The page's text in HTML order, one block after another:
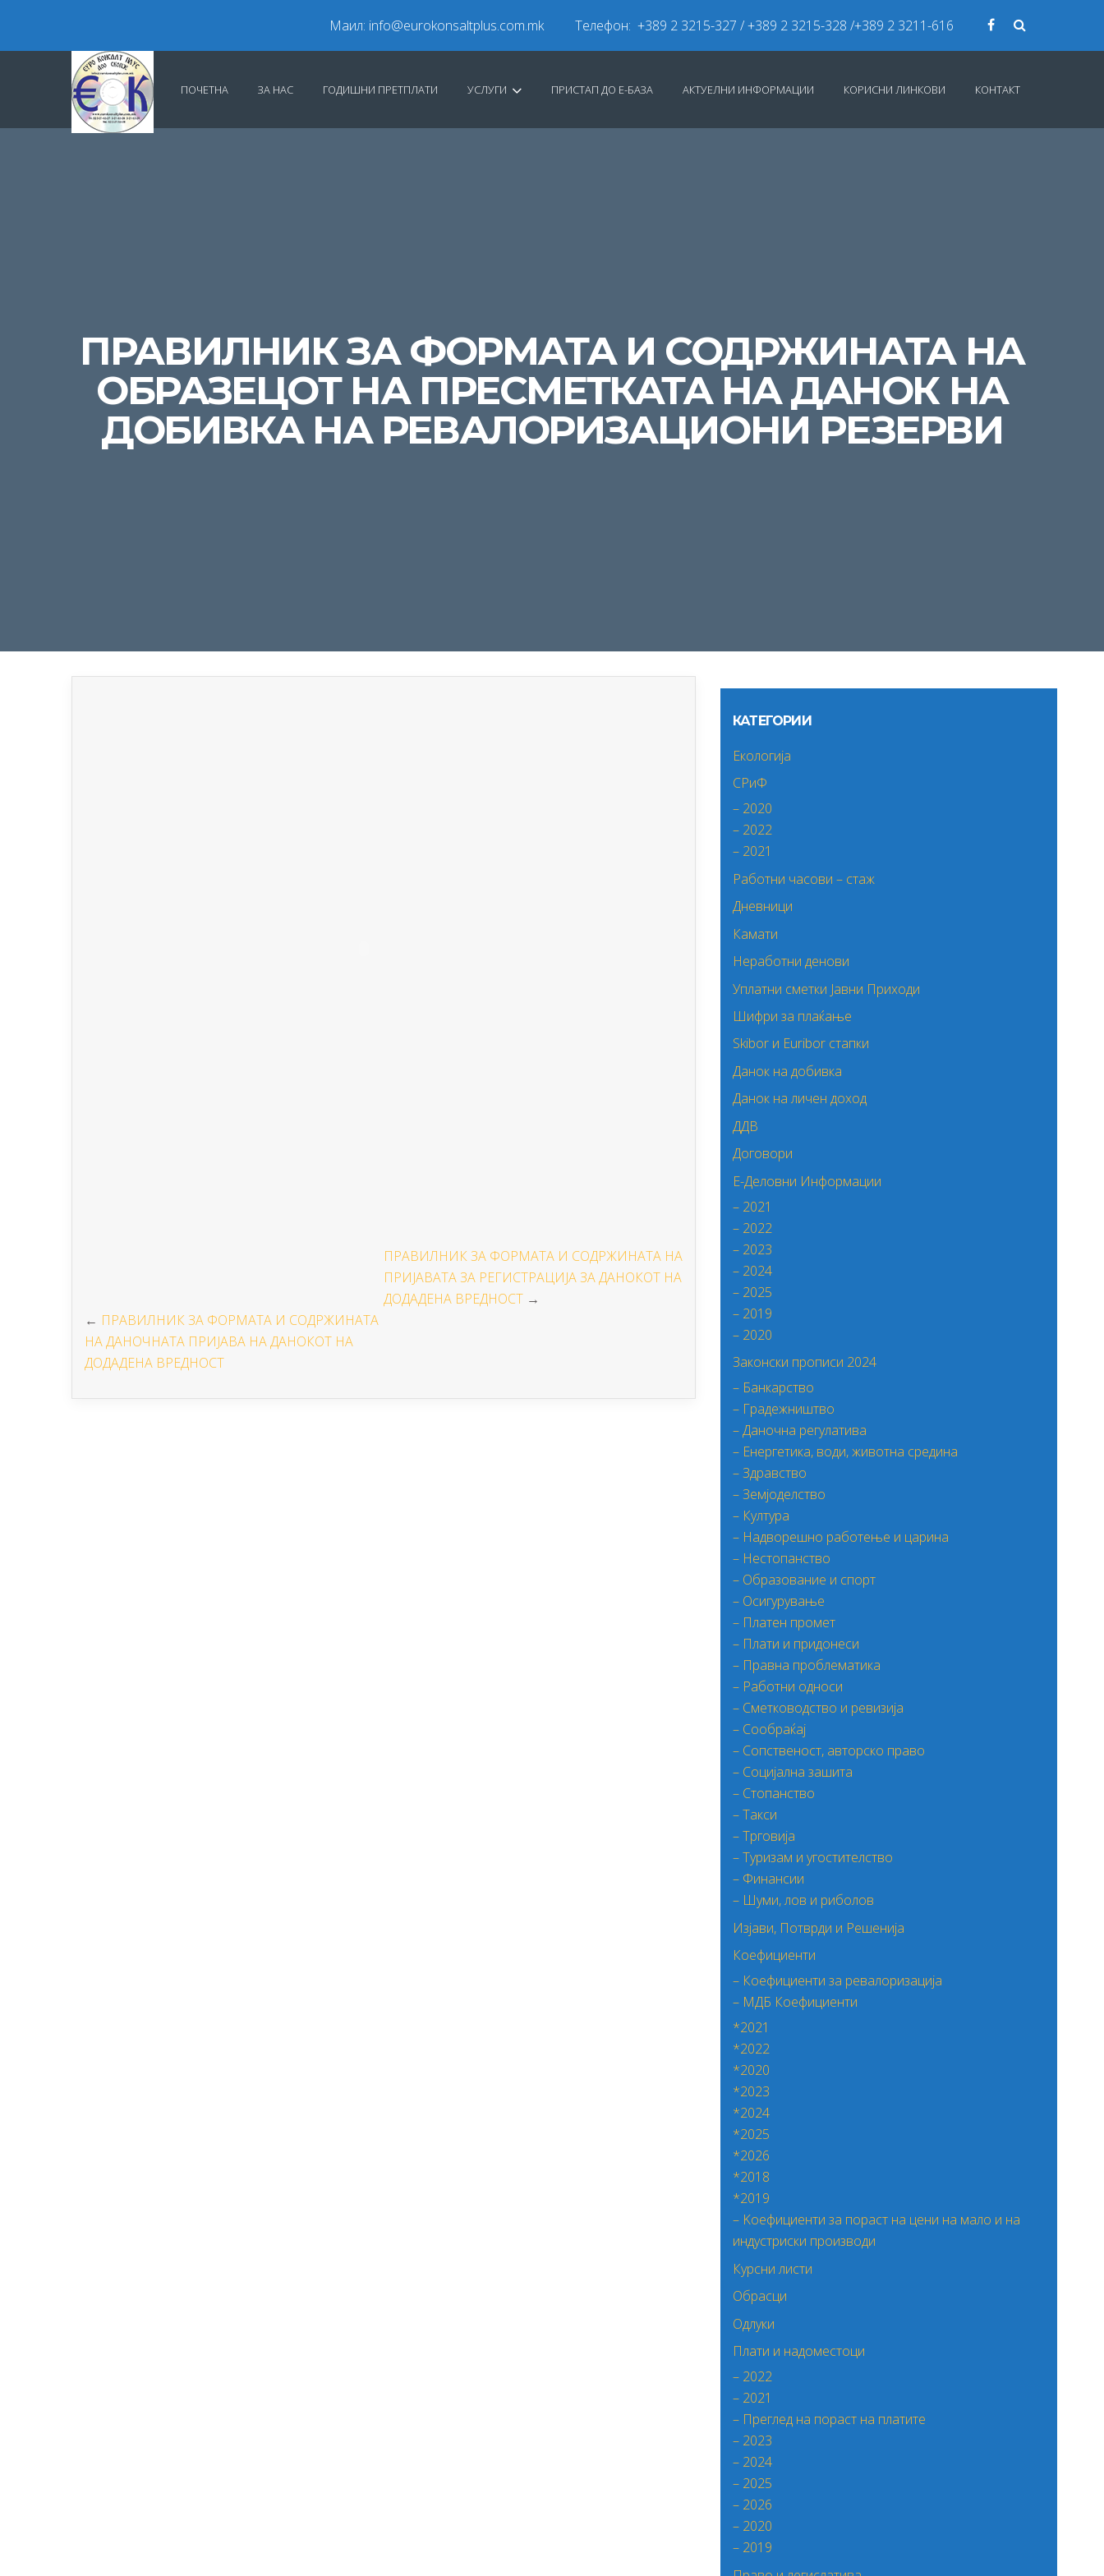
Маил: info@eurokonsaltplus.com.mk Телефон: +389 2 3215-327 / +389 2 3215-328 /+389 2 3211-616
ПОЧЕТНА ЗА НАС ГОДИШНИ ПРЕТПЛАТИ УСЛУГИ ПРИСТАП ДО Е-БАЗА АКТУЕЛНИ ИНФОРМАЦИИ КОРИСНИ ЛИНКОВИ КОНТАКТ
ПРАВИЛНИК ЗА ФОРМАТА И СОДРЖИНАТА НА
ОБРАЗЕЦОТ НА ПРЕСМЕТКАТА НА ДАНОК НА
ДОБИВКА НА РЕВАЛОРИЗАЦИОНИ РЕЗЕРВИ
ПРАВИЛНИК ЗА ФОРМАТА И СОДРЖИНАТА НА
ПРИЈАВАТА ЗА РЕГИСТРАЦИЈА ЗА ДАНОКОТ НА
ДОДАДЕНА ВРЕДНОСТ →
← ПРАВИЛНИК ЗА ФОРМАТА И СОДРЖИНАТА
НА ДАНОЧНАТА ПРИЈАВА НА ДАНОКОТ НА
ДОДАДЕНА ВРЕДНОСТ
КАТЕГОРИИ
Екологија
СРиФ
– 2020
– 2022
– 2021
Работни часови – стаж
Дневници
Камати
Неработни денови
Уплатни сметки Јавни Приходи
Шифри за плаќање
Skibor и Euribor стапки
Данок на добивка
Данок на личен доход
ДДВ
Договори
Е-Деловни Информации
– 2021
– 2022
– 2023
– 2024
– 2025
– 2019
– 2020
Законски прописи 2024
– Банкарство
– Градежништво
– Даночна регулатива
– Енергетика, води, животна средина
– Здравство
– Земјоделство
– Култура
– Надворешно работење и царина
– Нестопанство
– Образование и спорт
– Осигурување
– Платен промет
– Плати и придонеси
– Правна проблематика
– Работни односи
– Сметководство и ревизија
– Сообраќај
– Сопственост, авторско право
– Социјална зашита
– Стопанство
– Такси
– Трговија
– Туризам и угостителство
– Финансии
– Шуми, лов и риболов
Изјави, Потврди и Решенија
Коефициенти
– Коефициенти за ревалоризација
– МДБ Коефициенти
*2021
*2022
*2020
*2023
*2024
*2025
*2026
*2018
*2019
– Kоефициенти за пораст на цени на мало и на
индустриски производи
Курсни листи
Обрасци
Одлуки
Плати и надоместоци
– 2022
– 2021
– Преглед на пораст на платите
– 2023
– 2024
– 2025
– 2026
– 2020
– 2019